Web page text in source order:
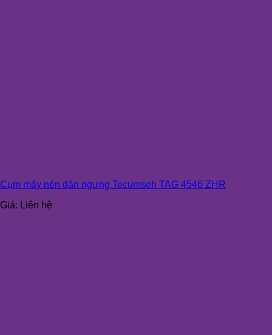
Cụm máy nén dàn ngưng Tecumseh TAG 4546 ZHR
Giá: Liên hệ